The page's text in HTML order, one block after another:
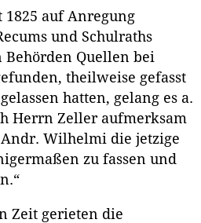
1825 auf Anregung
und Schulraths
Quellen bei
theilweise gefasst
hatten, gelang es a.
Herrn Zeller aufmerksam
Wilhelmi die jetzige
zu fassen und
Zeit gerieten die